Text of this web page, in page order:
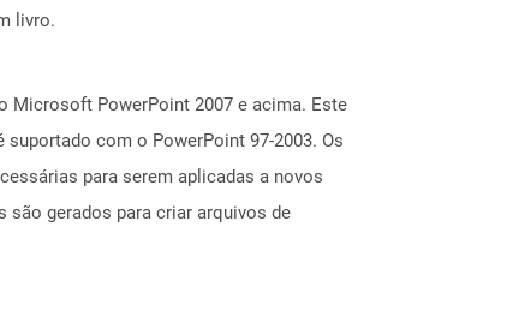
livro.
Microsoft PowerPoint 2007 e acima. Este
com o PowerPoint 97-2003. Os
para serem aplicadas a novos
são gerados para criar arquivos de